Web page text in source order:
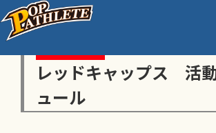
レッドキャップス 活
ュール